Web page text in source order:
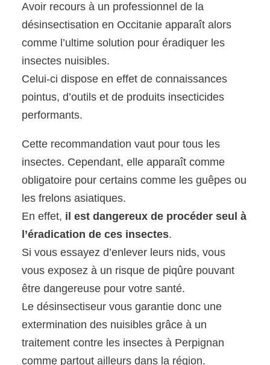
Avoir recours à un professionnel de la
désinsectisation en Occitanie apparaît alors
comme l’ultime solution pour éradiquer les
insectes nuisibles.
Celui-ci dispose en effet de connaissances
pointus, d’outils et de produits insecticides
performants.
Cette recommandation vaut pour tous les
insectes. Cependant, elle apparaît comme
obligatoire pour certains comme les guêpes ou
les frelons asiatiques.
En effet, il est dangereux de procéder seul à
l’éradication de ces insectes.
Si vous essayez d’enlever leurs nids, vous
vous exposez à un risque de piqûre pouvant
être dangereuse pour votre santé.
Le désinsectiseur vous garantie donc une
extermination des nuisibles grâce à un
traitement contre les insectes à Perpignan
comme partout ailleurs dans la région.